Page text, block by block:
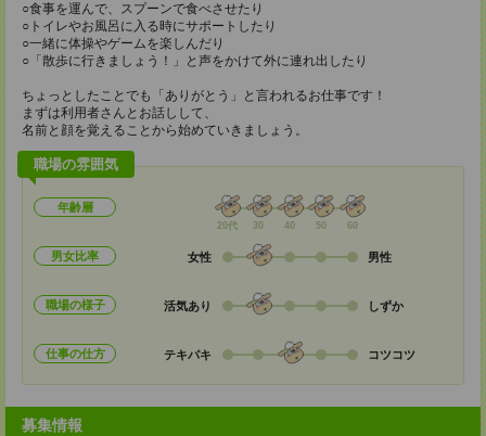
○食事を運んで、スプーンで食べさせたり
○トイレやお風呂に入る時にサポートしたり
○一緒に体操やゲームを楽しんだり
○「散歩に行きましょう！」と声をかけて外に連れ出したり
ちょっとしたことでも「ありがとう」と言われるお仕事です！
まずは利用者さんとお話しして、
名前と顔を覚えることから始めていきましょう。
職場の雰囲気
年齢層
20代 30 40 50 60
男女比率 女性 男性
職場の様子 活気あり しずか
仕事の仕方 テキパキ コツコツ
募集情報